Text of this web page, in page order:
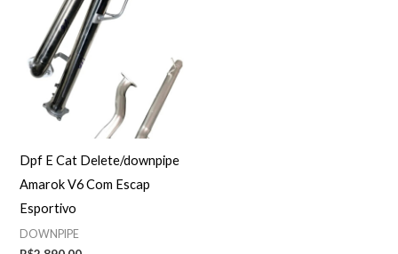
Dpf E Cat Delete/downpipe
Amarok V6 Com Escap
Esportivo
DOWNPIPE